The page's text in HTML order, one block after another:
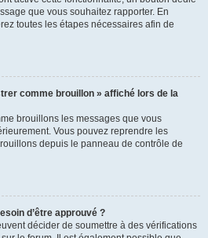
que vous souhaitez rapporter. En
toutes les étapes nécessaires afin de
comme brouillon » affiché lors de la
brouillons les messages que vous
Vous pouvez reprendre les
depuis le panneau de contrôle de
d’être approuvé ?
décider de soumettre à des vérifications